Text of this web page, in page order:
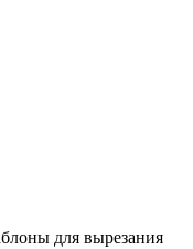
для вырезания